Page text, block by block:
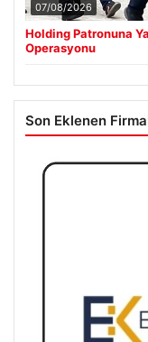
07/08/2026
Holding Patronuna
Operasyonu
Son Eklenen